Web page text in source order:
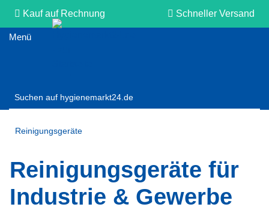
Kauf auf Rechnung Schneller Versand
Reinigungsgeräte
Reinigungsgeräte für
Industrie & Gewerbe